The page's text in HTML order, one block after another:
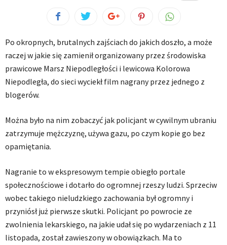
Po okropnych, brutalnych zajściach do jakich doszło, a może
raczej w jakie się zamienił organizowany przez środowiska
prawicowe Marsz Niepodległości i lewicowa Kolorowa
Niepodległa, do sieci wyciekł film nagrany przez jednego z
blogerów.
Można było na nim zobaczyć jak policjant w cywilnym ubraniu
zatrzymuje mężczyznę, używa gazu, po czym kopie go bez
opamiętania.
Nagranie to w ekspresowym tempie obiegło portale
społecznościowe i dotarło do ogromnej rzeszy ludzi. Sprzeciw
wobec takiego nieludzkiego zachowania był ogromny i
przyniósł już pierwsze skutki. Policjant po powrocie ze
zwolnienia lekarskiego, na jakie udał się po wydarzeniach z 11
listopada, został zawieszony w obowiązkach. Ma to